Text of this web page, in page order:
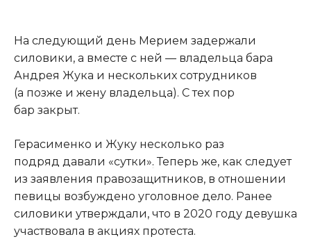
На следующий день Мерием задержали
силовики, а вместе с ней — владельца бара
Андрея Жука и нескольких сотрудников
(а позже и жену владельца). С тех пор
бар закрыт.
Герасименко и Жуку несколько раз
подряд давали «сутки». Теперь же, как следует
из заявления правозащитников, в отношении
певицы возбуждено уголовное дело. Ранее
силовики утверждали, что в 2020 году девушка
участвовала в акциях протеста.